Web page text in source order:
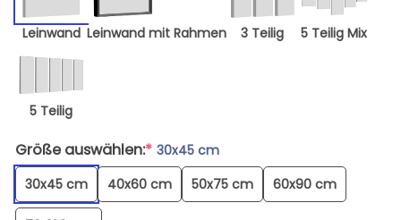
Leinwand Leinwand mit Rahmen 3 Teilig 5 Teilig Mix
5 Teilig
Größe auswählen:* 30x45 cm
30x45 cm
40x60 cm 50x75 cm 60x90 cm